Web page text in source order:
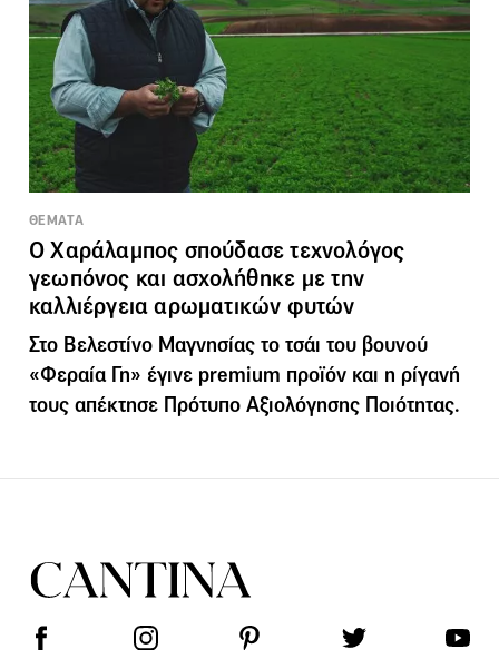
ΘΕΜΑΤΑ
Ο Χαράλαμπος σπούδασε τεχνολόγος
γεωπόνος και ασχολήθηκε με την
καλλιέργεια αρωματικών φυτών
Στο Βελεστίνο Μαγνησίας το τσάι του βουνού
«Φεραία Γη» έγινε premium προϊόν και η ρίγανή
τους απέκτησε Πρότυπο Αξιολόγησης Ποιότητας.